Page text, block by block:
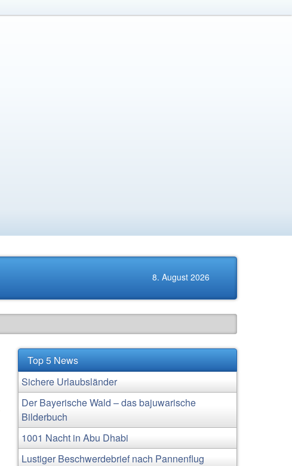
8. August 2026
Top 5 News
Sichere Urlaubsländer
Der Bayerische Wald – das bajuwarische
Bilderbuch
1001 Nacht in Abu Dhabi
Lustiger Beschwerdebrief nach Pannenflug